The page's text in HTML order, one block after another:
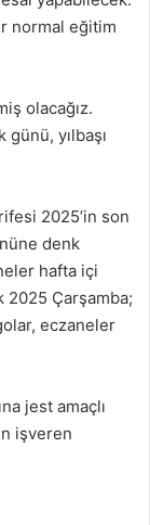
normal eğitim
olacağız.
günü, yılbaşı
2025’in son
denk
hafta içi
2025 Çarşamba;
eczaneler
jest amaçlı
işveren